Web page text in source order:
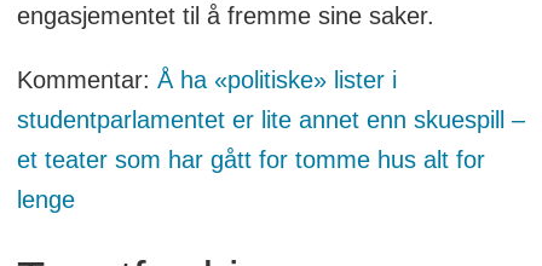
engasjementet til å fremme sine saker.
Kommentar: Å ha «politiske» lister i
studentparlamentet er lite annet enn skuespill –
et teater som har gått for tomme hus alt for
lenge